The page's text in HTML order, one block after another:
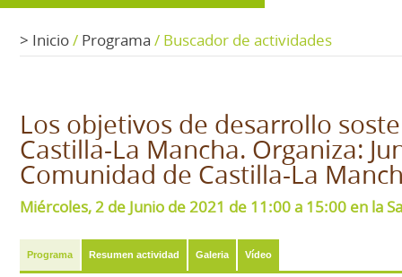
> Inicio/ Programa / Buscador de actividades
Los objetivos de desarrollo
Castilla-La Mancha. Organiza:
Comunidad de Castilla-La
Miércoles, 2 de Junio de 2021 de 11:00 a 15:00 en la
Programa Resumen actividad Galeria Vídeo